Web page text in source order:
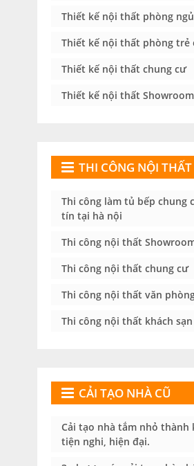
Thiết kế nội thất phòng ngủ
Thiết kế nội thất phòng trẻ
Thiết kế nội thất chung cư
Thiết kế nội thất Showroom
THI CÔNG NỘI THẤT
Thi công làm tủ bếp chung
tín tại hà nội
Thi công nội thất
Thi công nội thất chung cư
Thi công nội thất văn
Thi công nội thất khách sạn
CẢI TẠO NHÀ CŨ
Cải tạo nhà tắm nhỏ thành
tiện nghi, hiện đại.